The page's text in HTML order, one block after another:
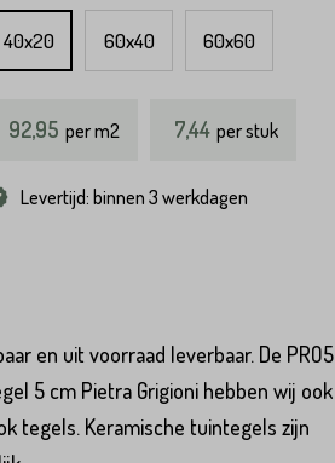
40x20 60x40 60x60
92,95 perm2 7,44 per stuk
Levertijd: binnen 3 werkdagen
en uit voorraad leverbaar. De PRO5
5 cm Pietra Grigioni hebben wij ook
tegels. Keramische tuintegels zijn